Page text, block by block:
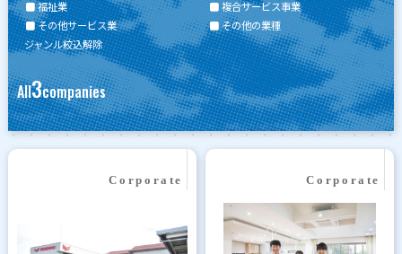
福祉業
複合サービス事業
その他サービス業
その他の業種
ジャンル絞込解除
All3companies